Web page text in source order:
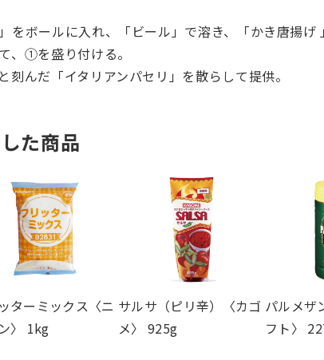
をボールに入れ、「ビール」で溶き、「かき唐揚げ
、①を盛り付ける。
刻んだ「イタリアンパセリ」を散らして提供。
た商品
ターミックス〈ニ
〉 1kg
サルサ（ピリ辛）〈カゴ
メ〉 925g
パルメザ
フト〉